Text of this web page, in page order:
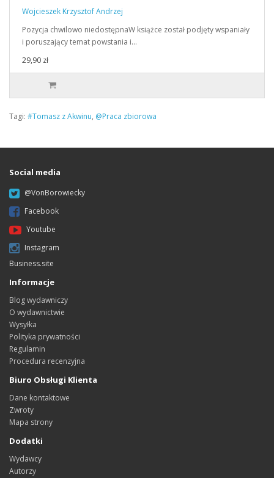
Wojcieszek Krzysztof Andrzej
Pozycja chwilowo niedostępnaW książce został podjęty wspaniały
i poruszający temat powstania i…
29,90 zł
Tagi: #Tomasz z Akwinu, @Praca zbiorowa
Social media
@VonBorowiecky
Facebook
Youtube
Instagram
Business.site
Informacje
Blog wydawniczy
O wydawnictwie
Wysyłka
Polityka prywatności
Regulamin
Procedura recenzyjna
Biuro Obsługi Klienta
Dane kontaktowe
Zwroty
Mapa strony
Dodatki
Wydawcy
Autorzy